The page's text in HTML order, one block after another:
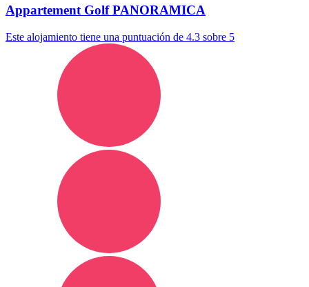
Appartement Golf PANORAMICA
Este alojamiento tiene una puntuación de 4.3 sobre 5